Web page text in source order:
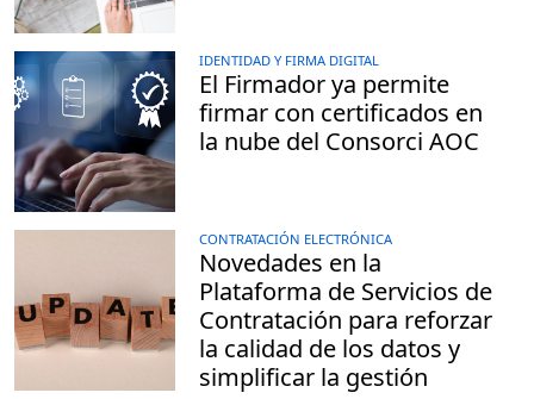
IDENTIDAD Y FIRMA DIGITAL
El Firmador ya permite
firmar con certificados en
la nube del Consorci AOC
CONTRATACIÓN ELECTRÓNICA
Novedades en la
Plataforma de Servicios de
Contratación para reforzar
la calidad de los datos y
simplificar la gestión